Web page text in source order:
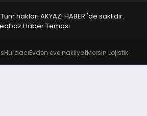
hakları AKYAZI HABER 'de saklıdır.
Haber Teması
HurdacıEvden eve nakliyatMersin Lojistik